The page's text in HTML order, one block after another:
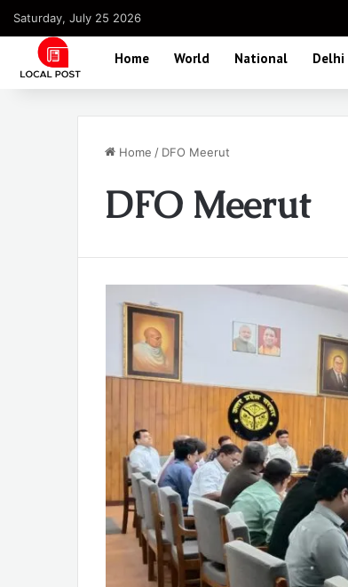
Saturday, July 25 2026
Home World National Delhi
Home / DFO Meerut
DFO Meerut